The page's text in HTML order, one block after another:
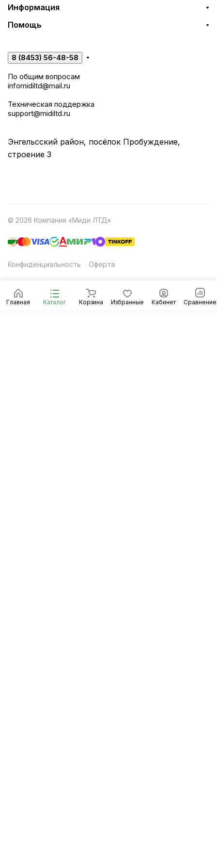
Главная Каталог Корзина Избранные Кабинет Сравнение
Информация
Помощь
8 (8453) 56-48-58
По общим вопросам
infomidiltd@mail.ru
Техническая поддержка
support@midiltd.ru
Энгельсский район, посёлок Пробуждение,
строение 3
© 2026 Компания «Миди ЛТД»
Конфиденциальность Оферта